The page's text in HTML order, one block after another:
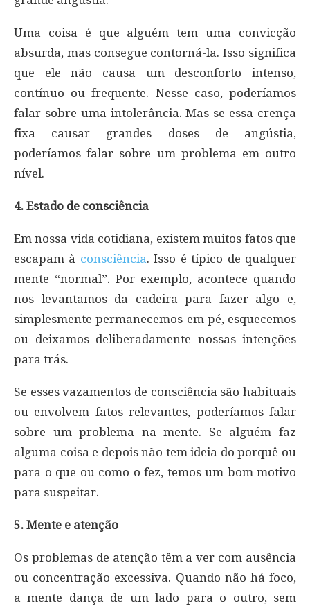
Uma coisa é que alguém tem uma convicção
absurda, mas consegue contorná-la. Isso significa
que ele não causa um desconforto intenso,
contínuo ou frequente. Nesse caso, poderíamos
falar sobre uma intolerância. Mas se essa crença
fixa causar grandes doses de angústia,
poderíamos falar sobre um problema em outro
nível.
4. Estado de consciência
Em nossa vida cotidiana, existem muitos fatos que
escapam à consciência. Isso é típico de qualquer
mente “normal”. Por exemplo, acontece quando
nos levantamos da cadeira para fazer algo e,
simplesmente permanecemos em pé, esquecemos
ou deixamos deliberadamente nossas intenções
para trás.
Se esses vazamentos de consciência são habituais
ou envolvem fatos relevantes, poderíamos falar
sobre um problema na mente. Se alguém faz
alguma coisa e depois não tem ideia do porquê ou
para o que ou como o fez, temos um bom motivo
para suspeitar.
5. Mente e atenção
Os problemas de atenção têm a ver com ausência
ou concentração excessiva. Quando não há foco,
a mente dança de um lado para o outro, sem